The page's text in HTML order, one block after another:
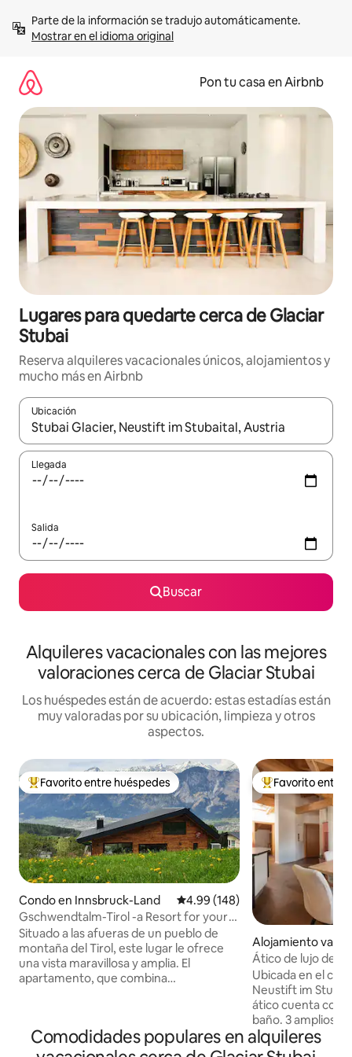
contenidoMostrar en el idioma original
Pon tu casa en Airbnb
Lugares para quedarte cerca de Glaciar
Stubai
Reserva alquileres vacacionales únicos, alojamientos y
mucho más en Airbnb
Ubicación
Cuando los resultados estén disponibles, navega con las
Llegada
Salida
Buscar
Alquileres vacacionales con las mejores
valoraciones cerca de Glaciar Stubai
Los huéspedes están de acuerdo: estas estadías están
muy valoradas por su ubicación, limpieza y otros
aspectos.
Favorito entre huéspedes preferido
Favorito entre huéspedes
Condo en Innsbruck-Land Calificación promedio: 4.99 de
4.99 (148)
Gschwendtalm-Tirol -a Resort for your
Take-Time
Situado a las afueras de un pueblo de
montaña del Tirol, este lugar le ofrece
una vista maravillosa y amplia. El
apartamento, que combina
permite practicar todo tipo de deportes
de montaña en verano e invierno. Sin
Favorito entre
Favorito entre
Alojamiento
ustift im Stubaital
Ático de lujo de
capacidad para 4
Ubicada en el
Neustift im
ático cuenta con
baño. 3 amplios
impresionantes
montañas
Comodidades populares en alquileres